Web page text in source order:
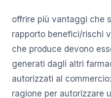
offrire più vantaggi che
rapporto benefici/rischi
che produce devono
generati dagli altri
autorizzati al
ragione per autorizzare